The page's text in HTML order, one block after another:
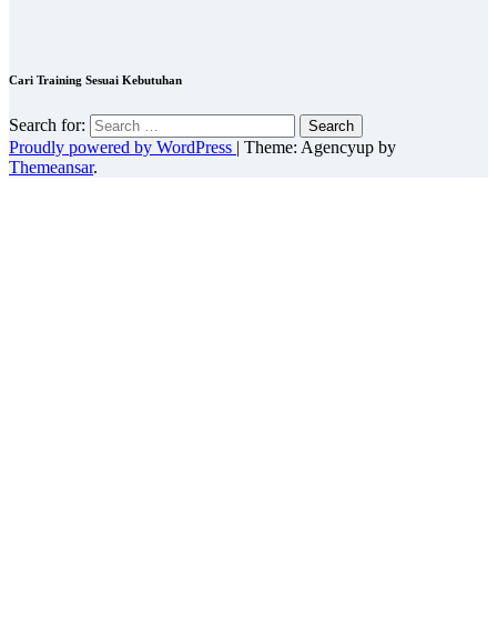
Cari Training Sesuai Kebutuhan
Search for:
Proudly powered by WordPress | Theme: Agencyup by
Themeansar.